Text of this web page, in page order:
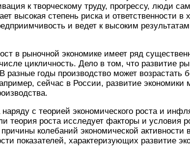
к творческому труду, прогрессу, люди
высокая степень риска и ответственности в
и ведет к высоким
в рыночной экономике имеет ряд
цикличность. Дело в том, что развитие
разные годы производство может
сейчас в России, развитие экономики
с теорией экономического роста и
теория роста исследует факторы и условия
причины колебаний экономической
показателей, характеризующих развитие